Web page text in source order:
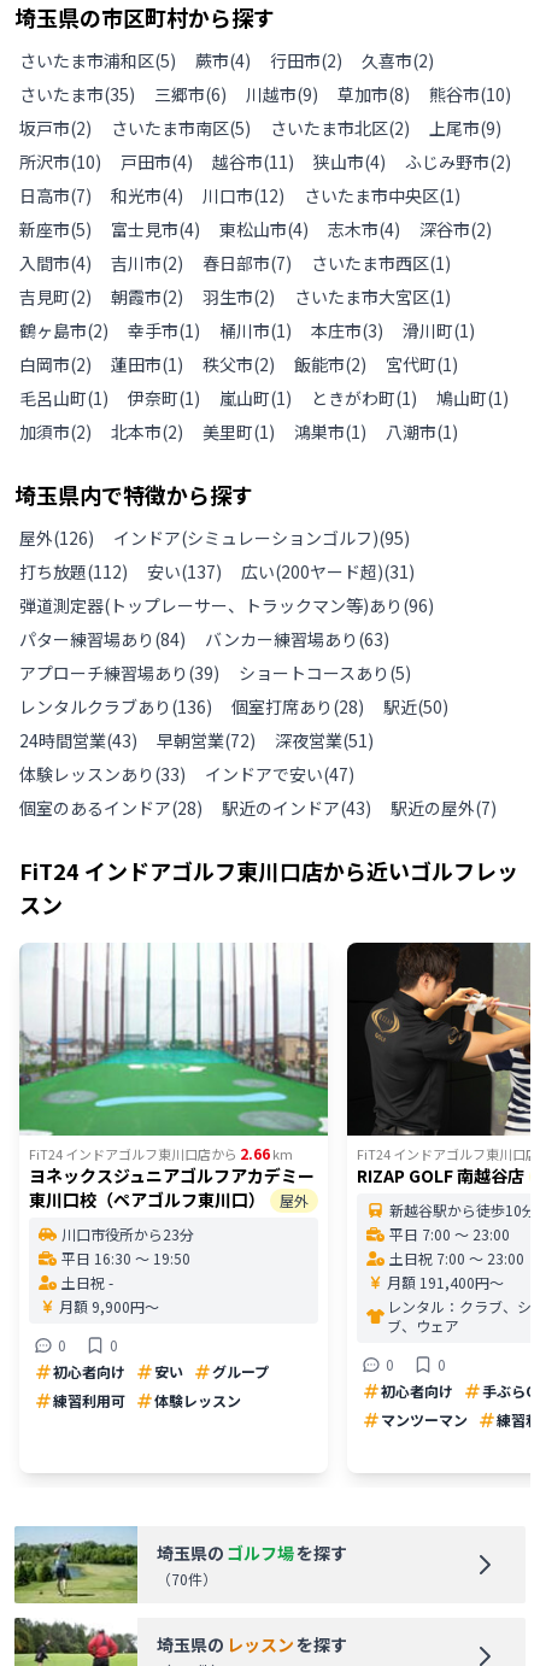
埼玉県の市区町村から探す
さいたま市浦和区(5) 蕨市(4) 行田市(2) 久喜市(2)
さいたま市(35) 三郷市(6) 川越市(9) 草加市(8) 熊谷市(10)
坂戸市(2) さいたま市南区(5) さいたま市北区(2) 上尾市(9)
所沢市(10) 戸田市(4) 越谷市(11) 狭山市(4) ふじみ野市(2)
日高市(7) 和光市(4) 川口市(12) さいたま市中央区(1)
新座市(5) 富士見市(4) 東松山市(4) 志木市(4) 深谷市(2)
入間市(4) 吉川市(2) 春日部市(7) さいたま市西区(1)
吉見町(2) 朝霞市(2) 羽生市(2) さいたま市大宮区(1)
鶴ヶ島市(2) 幸手市(1) 桶川市(1) 本庄市(3) 滑川町(1)
白岡市(2) 蓮田市(1) 秩父市(2) 飯能市(2) 宮代町(1)
毛呂山町(1) 伊奈町(1) 嵐山町(1) ときがわ町(1) 鳩山町(1)
加須市(2) 北本市(2) 美里町(1) 鴻巣市(1) 八潮市(1)
埼玉県内で特徴から探す
屋外(126) インドア(シミュレーションゴルフ)(95)
打ち放題(112) 安い(137) 広い(200ヤード超)(31)
弾道測定器(トップレーサー、トラックマン等)あり (96)
パター練習場あり (84) バンカー練習場あり (63)
アプローチ練習場あり (39) ショートコースあり (5)
レンタルクラブあり (136) 個室打席あり (28) 駅近(50)
24時間営業(43) 早朝営業(72) 深夜営業(51)
体験レッスンあり (33) インドアで安い(47)
個室のあるインドア(28) 駅近のインドア(43) 駅近の屋外(7)
FiT24 インドアゴルフ東川口店から近いゴルフレッ
スン
FiT24 インドアゴルフ東川口店から 2.66km
ヨネックスジュニアゴルフアカデミー
東川口校（ペアゴルフ東川口）
屋外
川口市役所から23分
平日 16:30 〜 19:50
土日祝 -
月額 9,900円〜
0
0
初心者向け
安い
グループ
練習利用可
体験レッスン
FiT24 インドアゴルフ東川口店
RIZAP GOLF 南越谷店
新越谷駅から徒歩10分
平日 7:00 〜 23:00
土日祝 7:00 〜 23:00
月額 191,400円〜
レンタル： クラブ、シ
ブ、ウェア
0
0
初心者向け
手ぶら
マンツーマン
練習
埼玉県の ゴルフ場を探す
（70件）
埼玉県の レッスンを探す